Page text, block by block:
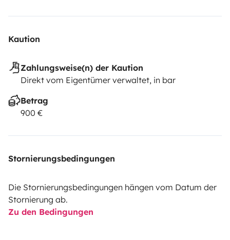
Kaution
Zahlungsweise(n) der Kaution
Direkt vom Eigentümer verwaltet, in bar
Betrag
900 €
Stornierungsbedingungen
Die Stornierungsbedingungen hängen vom Datum der
Stornierung ab.
Zu den Bedingungen